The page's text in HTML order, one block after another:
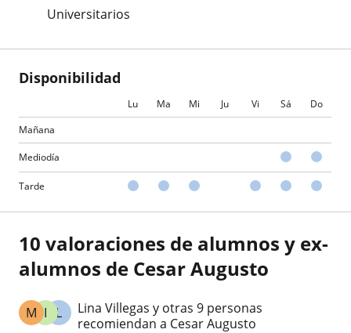
Universitarios
Disponibilidad
Lu Ma Mi Ju Vi Sá
Do
Mañana
Mediodía
Tarde
10 valoraciones de alumnos y ex-
alumnos de Cesar Augusto
L
I
M
Lina Villegas y otras 9 personas
recomiendan a Cesar Augusto